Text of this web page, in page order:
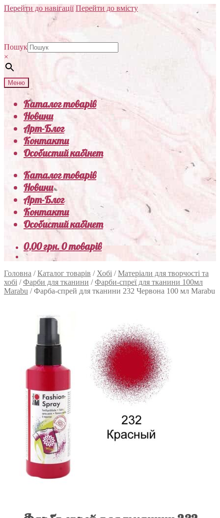
Перейти до навігації Перейти до вмісту
Пошук
×
Меню
Каталог товарів
Новини
Арт-Блог
Контакти
Особистий кабінет
Каталог товарів
Новини
Арт-Блог
Контакти
Особистий кабінет
0,00грн.0 товарів
Головна /Каталог товарів / Хобі /Матеріали для творчості та
хобі /Фарби для тканини /Фарби-спреї для тканини 100мл
Marabu /Фарба-спрей для тканини 232 Червона 100 мл Marabu